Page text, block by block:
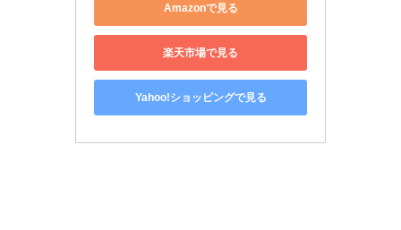
Amazonで見る
楽天市場で見る
Yahoo!ショッピングで見る